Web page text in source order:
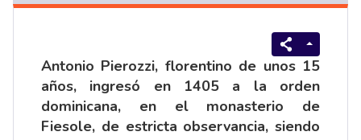
Antonio Pierozzi, florentino de unos 15
años, ingresó en 1405 a la orden
dominicana, en el monasterio de
Fiesole, de estricta observancia, siendo